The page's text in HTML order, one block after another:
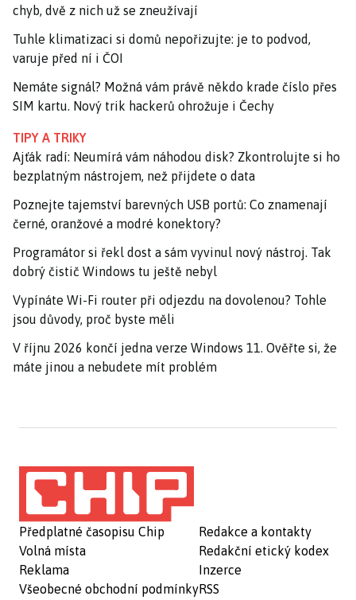
chyb, dvě z nich už se zneužívají
Tuhle klimatizaci si domů nepořizujte: je to podvod,
varuje před ní i ČOI
Nemáte signál? Možná vám právě někdo krade číslo přes
SIM kartu. Nový trik hackerů ohrožuje i Čechy
TIPY A TRIKY
Ajťák radí: Neumírá vám náhodou disk? Zkontrolujte si ho
bezplatným nástrojem, než přijdete o data
Poznejte tajemství barevných USB portů: Co znamenají
černé, oranžové a modré konektory?
Programátor si řekl dost a sám vyvinul nový nástroj. Tak
dobrý čistič Windows tu ještě nebyl
Vypínáte Wi-Fi router při odjezdu na dovolenou? Tohle
jsou důvody, proč byste měli
V říjnu 2026 končí jedna verze Windows 11. Ověřte si, že
máte jinou a nebudete mít problém
Předplatné časopisu Chip
Volná místa
Reklama
Všeobecné obchodní podmínky
Redakce a kontakty
Redakční etický kodex
Inzerce
RSS